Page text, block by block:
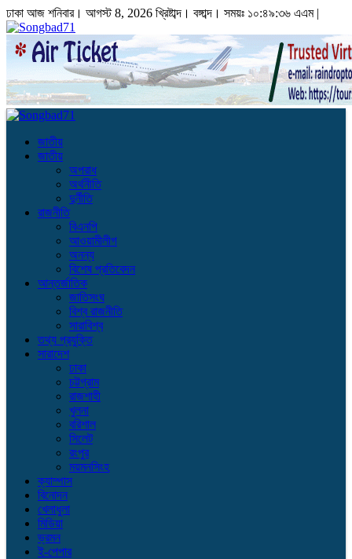
ঢাকা আজ শনিবার। আগস্ট 8, 2026 খ্রিষ্টাব্দ। বঙ্গাব্দ। সময়ঃ ১০:৪৯:৩৭ এএম|
জাতীয়
জাতীয়
অপরাধ
অর্থনীতি
দুর্নীতি
রাজনীতি
বিএনপি
আওয়ামীলীগ
অনন্য
বিশেষ প্রতিবেদন
আন্তর্জাতিক
জাতিসংঘ
বিশ্ব রাজনীতি
সারাবিশ্ব
তথ্য প্রযুক্তি
সারাদেশ
ঢাকা
চট্টগ্রাম
রাজশাহী
খুলনা
বরিশাল
সিলেট
রংপুর
ময়মনসিংহ
ক্যাম্পাস
বিনোদন
খেলাধুলা
মিডিয়া
ভ্রমন
ই-পেপার